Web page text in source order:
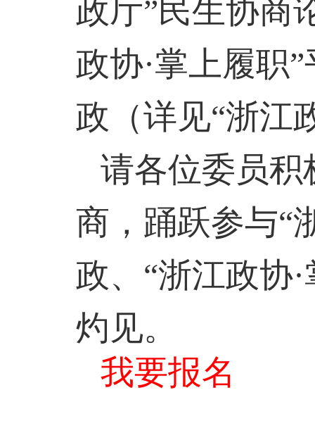
政厅”民生协商
政协·掌上履职
政（详见“浙江
请各位委员积
商，踊跃参与“
政、“浙江政协
灼见。
我要报名